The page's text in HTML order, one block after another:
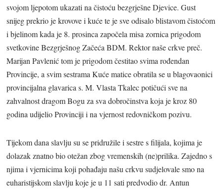
svojom ljepotom ukazati na čistoću bezgrješne Djevice. Gust
snijeg prekrio je krovove i kuće te je sve odisalo blistavom čistoćom
i bjelinom kada je 8. prosinca započela misa zornica prigodom
svetkovine Bezgrješnog Začeća BDM. Rektor naše crkve preč.
Marijan Pavlenić tom je prigodom čestitao svima rođendan
Provincije, a svim sestrama Kuće matice obratila se u blagovaonici
provincijalna glavarica s. M. Vlasta Tkalec potičući sve na
zahvalnost dragom Bogu za sva dobročinstva koja je kroz 80
godina udijelio Provinciji i na vjernost redovničkom pozivu.
Tijekom dana slavlju su se pridružile i sestre s filijala, kojima je
dolazak znatno bio otežan zbog vremenskih (ne)prilika. Zajedno s
njima i vjernicima koji pohađaju našu crkvu sudjelovale smo na
euharistijskom slavlju koje je u 11 sati predvodio dr. Antun